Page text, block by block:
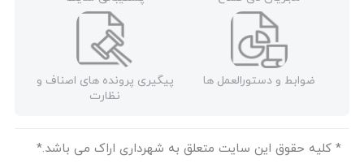
ضوابط و دستورالعمل ها
پیگیری پرونده های اصناف و
نظارت
* کلیه حقوق این سایت متعلق به شهرداری اراک می باشد.*